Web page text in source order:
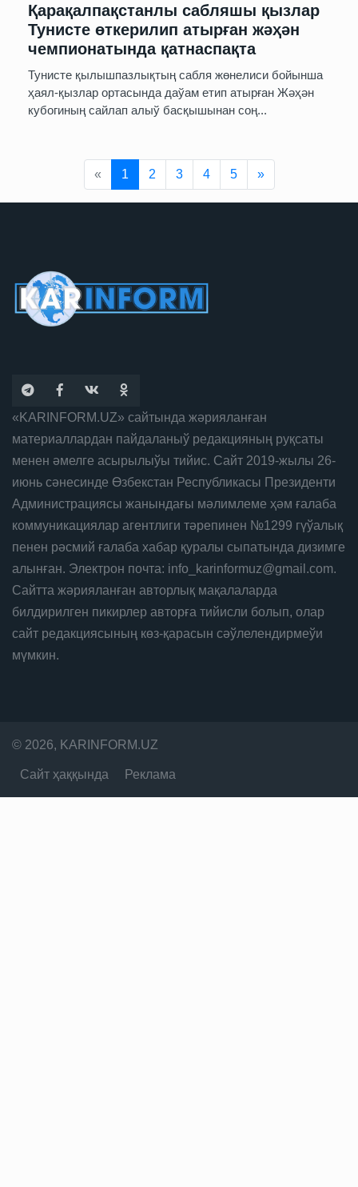
Қарақалпақстанлы сабляшы қызлар
Тунисте өткерилип атырған жәҳән
чемпионатында қатнаспақта
Тунисте қылышпазлықтың сабля жөнелиси бойынша
ҳаял-қызлар ортасында даўам етип атырған Жәҳән
кубогиның сайлап алыў басқышынан соң...
«Previous
1 2 3 4 5 »Next
«KARINFORM.UZ» сайтында жәрияланған
материаллардан пайдаланыў редакцияның руқсаты
менен әмелге асырылыўы тийис. Сайт 2019-жылы 26-
июнь сәнесинде Өзбекстан Республикасы Президенти
Администрациясы жанындағы мәлимлеме ҳәм ғалаба
коммуникациялар агентлиги тәрепинен №1299 гүўалық
пенен рәсмий ғалаба хабар қуралы сыпатында дизимге
алынған. Электрон почта: info_karinformuz@gmail.com.
Сайтта жәрияланған авторлық мақалаларда
билдирилген пикирлер авторға тийисли болып, олар
сайт редакциясының көз-қарасын сәўлелендирмеўи
мүмкин.
© 2026, KARINFORM.UZ
Сайт ҳаққында Реклама